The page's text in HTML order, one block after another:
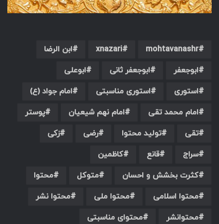
mohtavanashr
xnazari
ابن الرضا
ابوجعفر
ابوجعفر ثانی
ابوعلی
استوری
استوری مناسبتی
امام جواد (ع)
امام محمد تقی
امام نهم شیعیان
پوستر
تقی
تولید محتوا رضی
زکی
سراج
قانع
کاظمین
کثرت بخشش و احسان
متوکل
محتوا
محتوا اسلامی
محتوا ملی
محتوا نشر
محتوانشر
محتوای مناسبتی